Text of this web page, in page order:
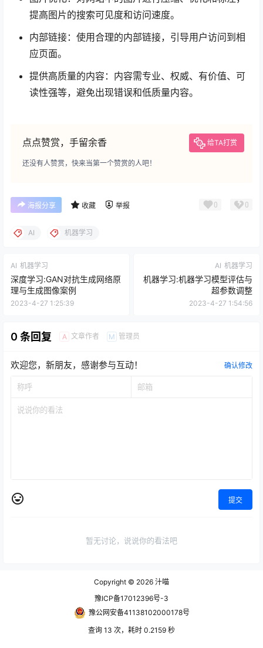
提高图片的搜索可见度和访问速度。
内部链接：使用合理的内部链接，引导用户访问到相
应页面。
提供高质量的内容：内容需专业、权威、有价值、可
读性强等，避免出现错误和低质量内容。
点点赞赏，手留余香 给TA打赏
还没有人赞赏，快来当第一个赞赏的人吧！
海报分享 收藏 举报 0 0
AI 机器学习
AI 机器学习
深度学习:GAN对抗生成网络原
理与生成图像案例
2023-4-27 1:25:39
AI 机器学习
机器学习:机器学习模型评估与
超参数调整
2023-4-27 1:54:56
0 条回复 A 文章作者 M 管理员
欢迎您，新朋友，感谢参与互动！ 确认修改
提交
暂无讨论，说说你的看法吧
Copyright © 2026 汁喵
豫ICP备17012396号-3
豫公网安备41138102000178号
查询 13 次，耗时 0.2159 秒